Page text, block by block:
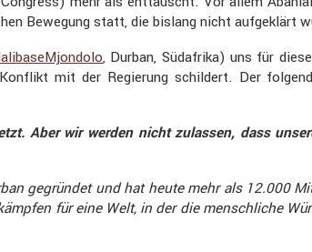
Bewegung statt, die bislang nicht aufge­klärt
, Durban, Südafrika) uns für
mit der Regie­rung schil­dert. Der
Aber wir werden nicht zulassen, dass
gegründet und hat heute mehr als 12.000
für eine Welt, in der die mensch­liche